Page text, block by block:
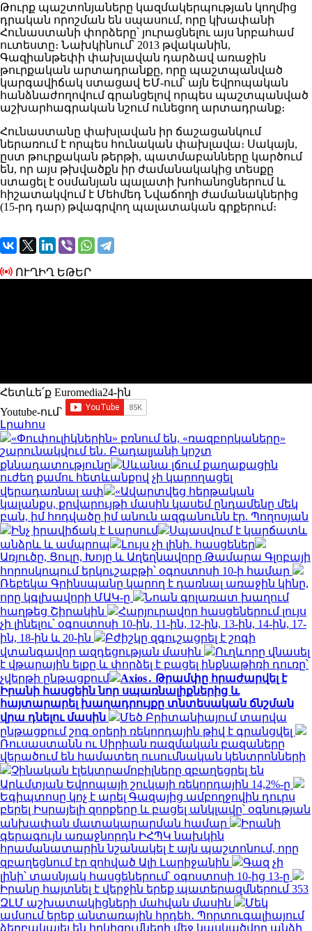
Թուրք պաշտոնյաները կազմակերպության կողմից
դրական որոշման են սպասում, որը կխափանի
Հունաստանի փորձերը՝ յուրացնելու այս նրբահամ
ուտեստը։ Նախկինում՝ 2013 թվականին,
Գազիանթեփի փախլավան դարձավ առաջին
թուրքական արտադրանքը, որը պաշտպանված
կարգավիճակ ստացավ ԵՄ-ում՝ այն Եվրոպական
հանձնաժողովում գրանցելով որպես պաշտպանված
աշխարհագրական նշում ունեցող արտադրանք։
Հունաստանը փախլավան իր ճաշացանկում
ներառում է որպես հունական փախլավա։ Սակայն,
ըստ թուրքական թերթի, պատմաբանները կարծում
են, որ այս թխվածքն իր ժամանակակից տեսքը
ստացել է օսմանյան պալատի խոհանոցներում և
հիշատակվում է Մեհմեդ Նվաճողի ժամանակներից
(15-րդ դար) թվագրվող պալատական ​​գրքերում։
ՈՒՂԻՂ ԵԹԵՐ
Հետևե՛ք Euromedia24-ին
Youtube-ում`
Լրահոս
«Փուփուլիկներին» բռնում են, «ռազբորկաները»
շարունակվում են․ Բադալյանի կոշտ
քննադատությունը
Սևանա լճում քաղաքացին
ուժեղ քամու հետևանքով չի կարողացել
վերադառնալ ափ
«Ավարտվեց հերթական
կալանքս, քրվարույթի մասին կասեմ ընդամենը մեկ
բան, իմ հոդվածը իմ անուն ազգանունն էր. Պողոսյան
Ինչ իրավիճակ է Լարսում
Սպասվում է կարճատև
անձրև և ամպրոպ
Լույս չի լինի. հասցեներ
Առյուծը, Ցուլը, Խոյը և Աղեղնավորը Թամարա Գլոբայի
հորոսկոպում երկուշաբթի՝ օգոստոսի 10-ի համար
Ռեբեկա Գրինսպանը կարող է դառնալ առաջին կինը,
որը կգլխավորի ՄԱԿ-ը
Նոան գոլառատ խաղում
հաղթեց Շիրակին
Հարյուրավոր հասցեներում լույս
չի լինելու՝ օգոստոսի 10-ին, 11-ին, 12-ին, 13-ին, 14-ին, 17-
ին, 18-ին և 20-ին
Բժիշկը զգուշացրել է շոգի
վտանգավոր ազդեցության մասին
Ուղևորը վնասել
է վթարային ելքը և փորձել է բացել ինքնաթիռի դուռը՝
չվերթի ընթացքում
Axios․ Թրամփը հրաժարվել է
Իրանի հասցեին նոր սպառնալիքներից և
հայտարարել խաղադրույքը տնտեսական ճնշման
վրա դնելու մասին
Մեծ Բրիտանիայում տարվա
ընթացքում շոգ օրերի ռեկորդային թիվ է գրանցվել
Ռուսաստանն ու Սիրիան ռազմական բազաները
վերածում են համատեղ ուսումնական կենտրոնների
Չինական էլեկտրամոբիլները զբաղեցրել են
Արևմտյան Եվրոպայի շուկայի ռեկորդային 14,2%-ը
Եգիպտոսը կոչ է արել Գազայից ամբողջովին դուրս
բերել Իսրայելի զորքերը և բացել անկլավը՝ օգնության
անխափան մատակարարման համար
Իրանի
գերագույն առաջնորդն ԻՀՊԿ նախկին
հրամանատարին նշանակել է այն պաշտոնում, որը
զբաղեցնում էր զոհված Ալի Լարիջանին
Գազ չի
լինի՝ տասնյակ հասցեներում՝ օգոստոսի 10-ից 13-ը
Իրանը հայտնել է վերջին երեք պատերազմներում 353
ԶԼՄ աշխատակիցների մահվան մասին
Մեկ
ամսում երեք անտառային հրդեհ․ Պորտուգալիայում
ձերբակալել են հրկիզումների մեջ կասկածվող անձի